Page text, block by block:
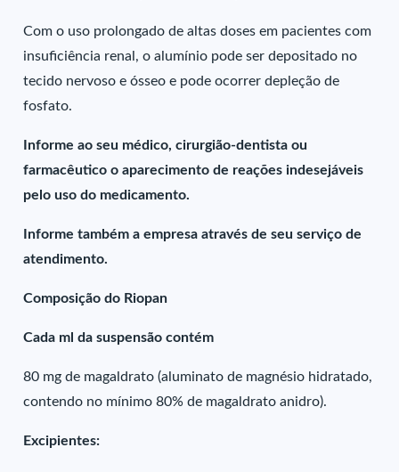
Com o uso prolongado de altas doses em pacientes com
insuficiência renal, o alumínio pode ser depositado no
tecido nervoso e ósseo e pode ocorrer depleção de
fosfato.
Informe ao seu médico, cirurgião-dentista ou
farmacêutico o aparecimento de reações indesejáveis
pelo uso do medicamento.
Informe também a empresa através de seu serviço de
atendimento.
Composição do Riopan
Cada ml da suspensão contém
80 mg de magaldrato (aluminato de magnésio hidratado,
contendo no mínimo 80% de magaldrato anidro).
Excipientes: